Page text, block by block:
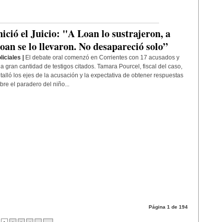
el Juicio: "A Loan lo sustrajeron, a
se lo llevaron. No desapareció solo”
|
El debate oral comenzó en Corrientes con 17 acusados y
gran cantidad de testigos citados. Tamara Pourcel, fiscal del caso,
los ejes de la acusación y la expectativa de obtener respuestas
el paradero del niño...
Página 1 de 194